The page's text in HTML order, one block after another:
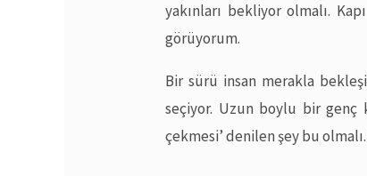
yakınları bekliyor olmalı.
görüyorum.
Bir sürü insan merakla
seçiyor. Uzun boylu bir genç
çekmesi’ denilen şey bu